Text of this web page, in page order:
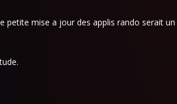
petite mise a jour des applis rando serait